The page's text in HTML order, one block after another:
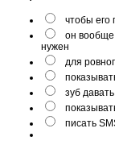
чтобы его
он вообще
нужен
для
зуб давать
писать